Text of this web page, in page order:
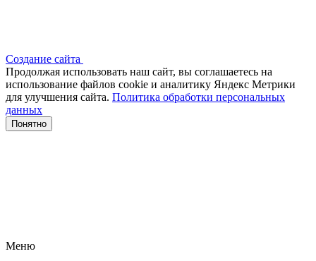
Создание сайта
Продолжая использовать наш сайт, вы соглашаетесь на
использование файлов сооkіе и аналитику Яндекс Метрики
для улучшения сайта. Политика обработки персональных
данных
Понятно
Меню